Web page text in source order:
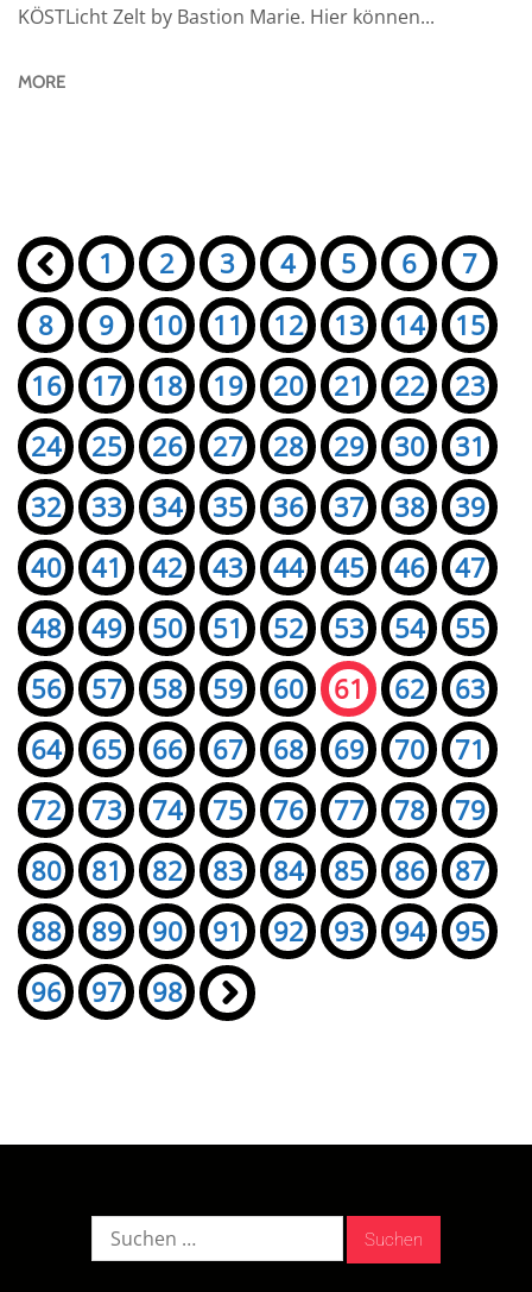
KÖSTLicht Zelt by Bastion Marie. Hier können...
MORE
Seiten:
« 1 2 3 4 5 6
7
8
9 10 11 12 13 14
15
16
17 18 19 20 21 22
23
24
25 26 27 28 29 30
31
32
33 34 35 36 37 38
39
40
41 42 43 44 45 46
47
48
49 50 51 52 53 54
55
56
57 58 59 60 61 62
63
64
65 66 67 68 69 70
71
72
73 74 75 76 77 78
79
80
81 82 83 84 85 86
87
88
89 90 91 92 93 94
95
96
97 98 »
Suche